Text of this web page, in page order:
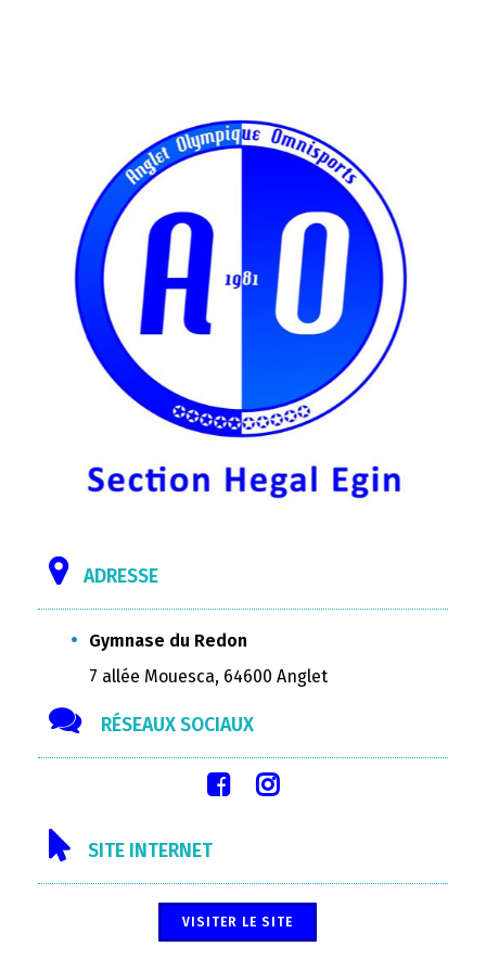
ADRESSE
Gymnase du Redon
7 allée Mouesca, 64600 Anglet
RÉSEAUX SOCIAUX
SITE INTERNET
VISITER LE SITE